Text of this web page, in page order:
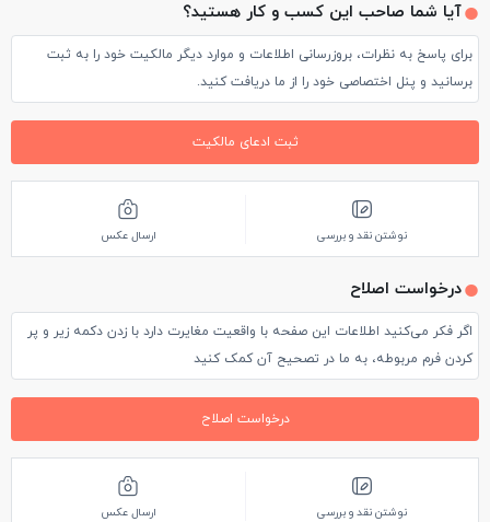
آیا شما صاحب این کسب و کار هستید؟
برای پاسخ به نظرات، بروزرسانی اطلاعات و موارد دیگر مالکیت خود را به ثبت
برسانید و پنل اختصاصی خود را از ما دریافت کنید.
ثبت ادعای مالکیت
نوشتن نقد و بررسی ارسال عکس
درخواست اصلاح
اگر فکر می‌کنید اطلاعات این صفحه با واقعیت مغایرت دارد با زدن دکمه زیر و پر
کردن فرم مربوطه، به ما در تصحیح آن کمک کنید
درخواست اصلاح
نوشتن نقد و بررسی ارسال عکس